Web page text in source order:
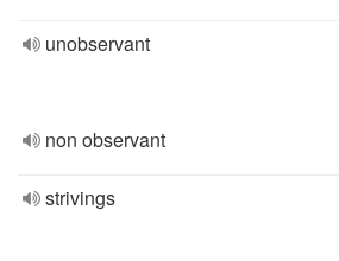
unobservant
non observant
strivings